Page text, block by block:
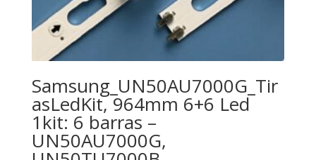
Samsung_UN50AU7000G_Tir
asLedKit, 964mm 6+6 Led
1kit: 6 barras –
UN50AU7000G,